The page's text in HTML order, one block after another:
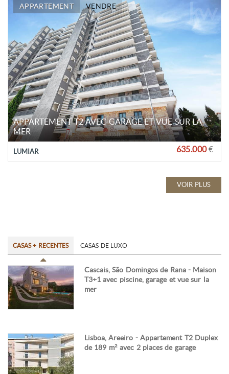
APPARTEMENT VENDRE
APPARTEMENT T2 AVEC GARAGE ET VUE SUR LA
MER
LUMIAR 635.000€
VOIR PLUS
CASAS + RECENTES CASAS DE LUXO
Cascais, São Domingos de Rana - Maison
T3+1 avec piscine, garage et vue sur la
mer
Lisboa, Areeiro - Appartement T2 Duplex
de 189 m² avec 2 places de garage